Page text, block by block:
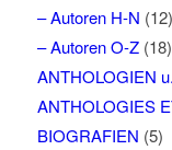
– Autoren H-N (12)
– Autoren O-Z(18)
ANTHOLOGIEN
ANTHOLOGIES
BIOGRAFIEN (5)